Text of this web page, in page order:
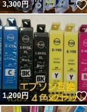
3,300円
1,200円